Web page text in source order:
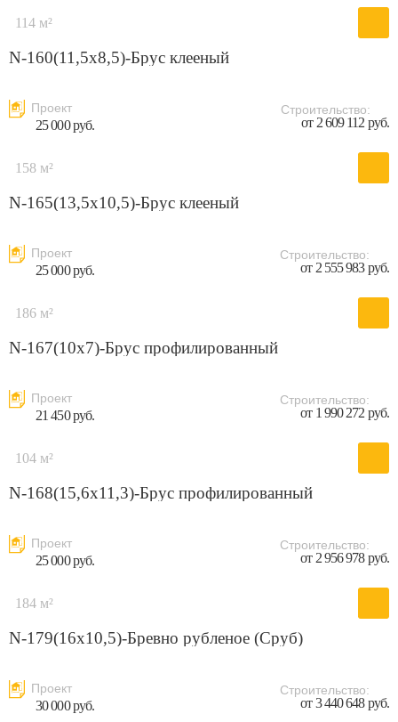
114 м²
N-160(11,5x8,5)-Брус клееный
Проект
25 000 руб.
Строительство:
от 2 609 112 руб.
158 м²
N-165(13,5x10,5)-Брус клееный
Проект
25 000 руб.
Строительство:
от 2 555 983 руб.
186 м²
N-167(10x7)-Брус профилированный
Проект
21 450 руб.
Строительство:
от 1 990 272 руб.
104 м²
N-168(15,6x11,3)-Брус профилированный
Проект
25 000 руб.
Строительство:
от 2 956 978 руб.
184 м²
N-179(16x10,5)-Бревно рубленое (Сруб)
Проект
30 000 руб.
Строительство:
от 3 440 648 руб.